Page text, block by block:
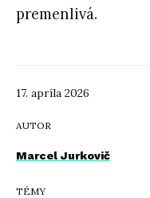
17. apríla 2026
AUTOR
Marcel Jurkovič
TÉMY
premenlivá.